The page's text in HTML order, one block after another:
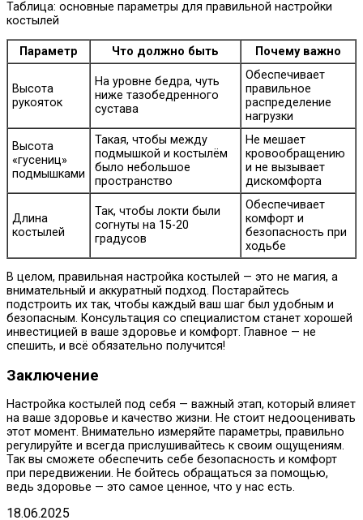
Таблица: основные параметры для правильной настройки
костылей
Параметр Что должно быть Почему важно
Высота
рукояток
На уровне бедра, чуть
ниже тазобедренного
сустава
Обеспечивает
правильное
распределение
нагрузки
Высота
«гусениц»
подмышками
Такая, чтобы между
подмышкой и костылём
было небольшое
пространство
Не мешает
кровообращению
и не вызывает
дискомфорта
Длина
костылей
Так, чтобы локти были
согнуты на 15-20
градусов
Обеспечивает
комфорт и
безопасность при
ходьбе
В целом, правильная настройка костылей — это не магия, а
внимательный и аккуратный подход. Постарайтесь
подстроить их так, чтобы каждый ваш шаг был удобным и
безопасным. Консультация со специалистом станет хорошей
инвестицией в ваше здоровье и комфорт. Главное — не
спешить, и всё обязательно получится!
Заключение
Настройка костылей под себя — важный этап, который влияет
на ваше здоровье и качество жизни. Не стоит недооценивать
этот момент. Внимательно измеряйте параметры, правильно
регулируйте и всегда прислушивайтесь к своим ощущениям.
Так вы сможете обеспечить себе безопасность и комфорт
при передвижении. Не бойтесь обращаться за помощью,
ведь здоровье — это самое ценное, что у нас есть.
18.06.2025